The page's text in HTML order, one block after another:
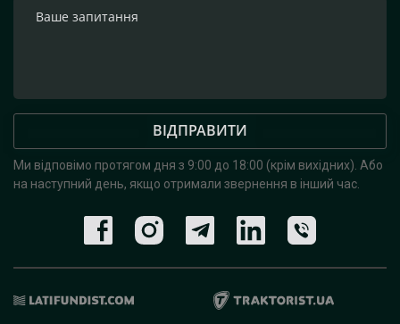
ВІДПРАВИТИ
Ми відповімо протягом дня з 9:00 до 18:00 (крім вихідних). Або
на наступний день, якщо отримали звернення в інший час.